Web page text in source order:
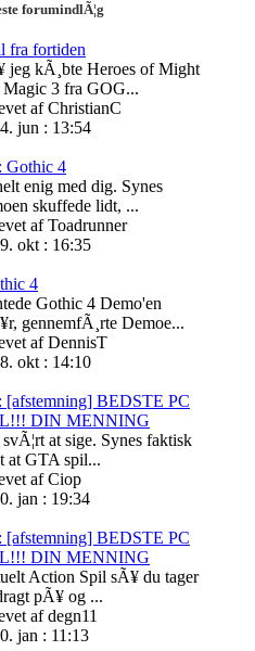
forumindlÃ¦g
fra fortiden
jeg kÃ¸bte Heroes of Might
Magic 3 fra GOG...
af ChristianC
jun : 13:54
Gothic 4
enig med dig. Synes
skuffede lidt, ...
af Toadrunner
okt : 16:35
4
Gothic 4 Demo'en
gennemfÃ¸rte Demoe...
af DennisT
okt : 14:10
[afstemning] BEDSTE PC
DIN MENNING
at sige. Synes faktisk
at GTA spil...
af Ciop
jan : 19:34
[afstemning] BEDSTE PC
DIN MENNING
Action Spil sÃ¥ du tager
pÃ¥ og ...
af degn11
jan : 11:13